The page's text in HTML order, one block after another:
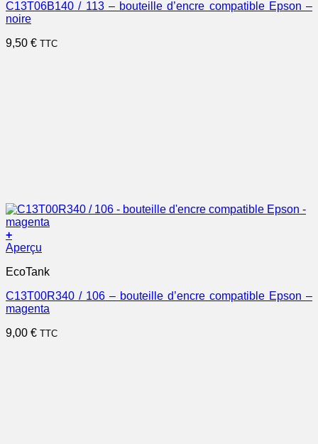
C13T06B140 / 113 – bouteille d’encre compatible Epson –
noire
9,50 € TTC
+
Aperçu
EcoTank
C13T00R340 / 106 – bouteille d’encre compatible Epson –
magenta
9,00 € TTC